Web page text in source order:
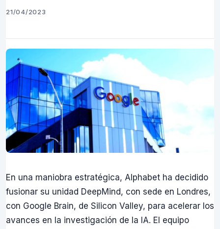
21/04/2023
En una maniobra estratégica, Alphabet ha decidido
fusionar su unidad DeepMind, con sede en Londres,
con Google Brain, de Silicon Valley, para acelerar los
avances en la investigación de la IA. El equipo